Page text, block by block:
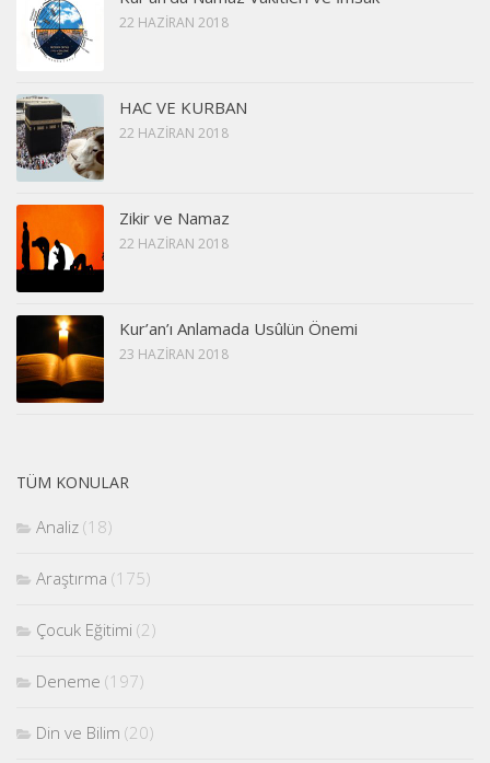
22 HAZIRAN 2018
HAC VE KURBAN
22 HAZIRAN 2018
Zikir ve Namaz
22 HAZIRAN 2018
Kur’an’ı Anlamada Usûlün Önemi
23 HAZIRAN 2018
TÜM KONULAR
Analiz (18)
Araştırma (175)
Çocuk Eğitimi (2)
Deneme (197)
Din ve Bilim (20)